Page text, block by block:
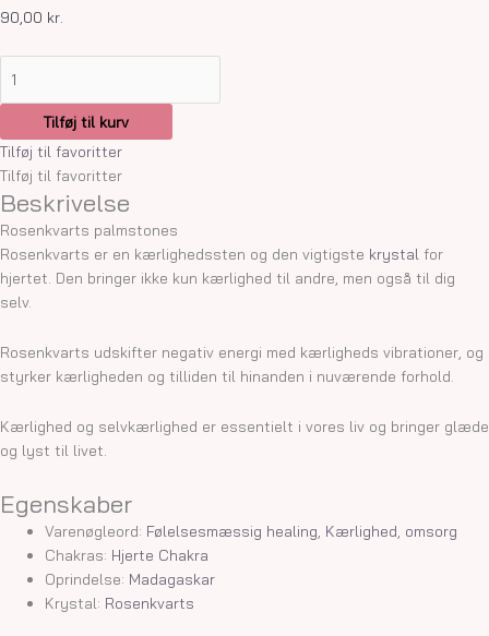
90,00 kr.
Tilføj til kurv
Tilføj til favoritter
Tilføj til favoritter
Beskrivelse
Rosenkvarts palmstones
Rosenkvarts er en kærlighedssten og den vigtigste krystal for
hjertet. Den bringer ikke kun kærlighed til andre, men også til dig
selv.
Rosenkvarts udskifter negativ energi med kærligheds vibrationer, og
styrker kærligheden og tilliden til hinanden i nuværende forhold.
Kærlighed og selvkærlighed er essentielt i vores liv og bringer glæde
og lyst til livet.
Egenskaber
Varenøgleord: Følelsesmæssig healing Kærlighed omsorg
Chakras: Hjerte Chakra
Oprindelse: Madagaskar
Krystal: Rosenkvarts